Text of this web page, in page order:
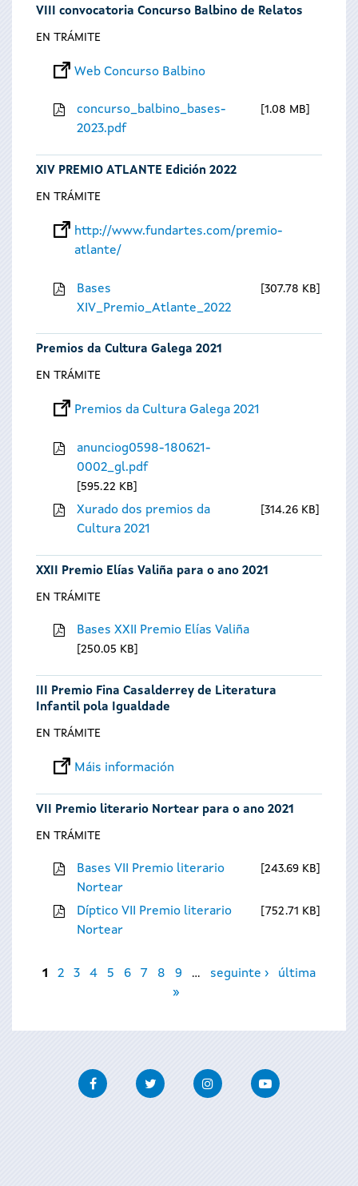
VIII convocatoria Concurso Balbino de Relatos
EN TRÁMITE
Web Concurso Balbino
concurso_balbino_bases-
2023.pdf
1.08 MB
XIV PREMIO ATLANTE Edición 2022
EN TRÁMITE
http://www.fundartes.com/premio-
atlante/
Bases
XIV_Premio_Atlante_2022
307.78 KB
Premios da Cultura Galega 2021
EN TRÁMITE
Premios da Cultura Galega 2021
anunciog0598-180621-
0002_gl.pdf
595.22 KB
Xurado dos premios da
Cultura 2021
314.26 KB
XXII Premio Elías Valiña para o ano 2021
EN TRÁMITE
Bases XXII Premio Elías Valiña
250.05 KB
III Premio Fina Casalderrey de Literatura
Infantil pola Igualdade
EN TRÁMITE
Máis información
VII Premio literario Nortear para o ano 2021
EN TRÁMITE
Bases VII Premio literario
Nortear
243.69 KB
Díptico VII Premio literario
Nortear
752.71 KB
Páxinas
1 2 3 4 5 6 7 8 9 … seguinte ›
última
»
FacebookTwitter InstagramYoutube